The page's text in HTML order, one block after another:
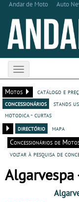
Andar de Moto Auto
Toggle
navigation
Motos
catálogo e
concessionários
stands
motodica - curtas
directório
mapa
Concessionários de
voltar à pesquisa de
Algarvespa